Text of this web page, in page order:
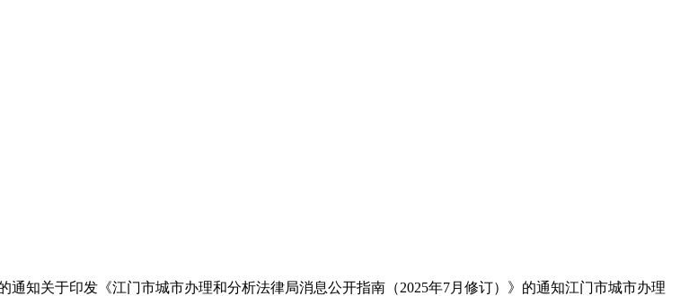
关于印发《江门市城市办理和分析法律局消息公开指南（2025年7月修订）》的通知江门市城市办理